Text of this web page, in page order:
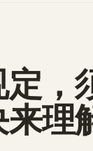
，
理